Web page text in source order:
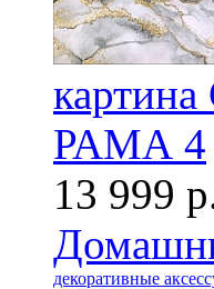
РАМА 4
13 999
декоративные